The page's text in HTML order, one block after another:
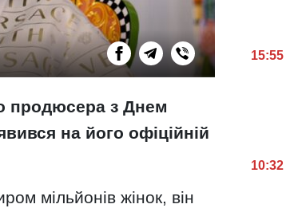
продюсера з Днем
на його офіційній
мільйонів жінок, він
15:55
10:32